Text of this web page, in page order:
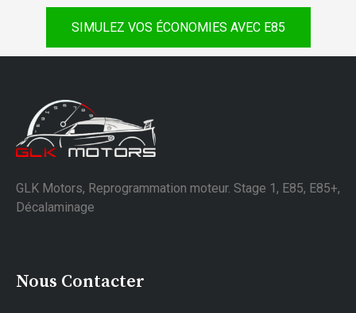
SIMULEZ VOS ÉCONOMIES AVEC E85
GLK Motors, Reprogrammation moteur. Stage 1, E85, E85+,
Décalaminage
Nous Contacter